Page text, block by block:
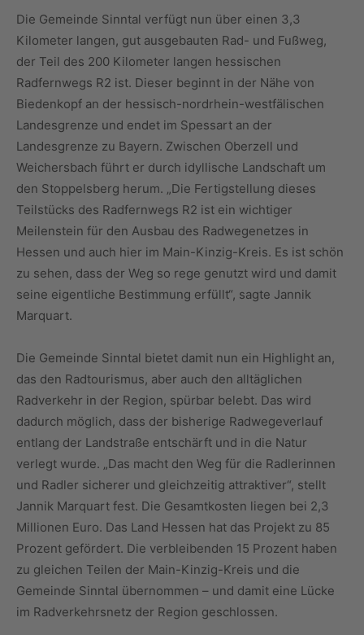
Die Gemeinde Sinntal verfügt nun über einen 3,3
Kilometer langen, gut ausgebauten Rad- und Fußweg,
der Teil des 200 Kilometer langen hessischen
Radfernwegs R2 ist. Dieser beginnt in der Nähe von
Biedenkopf an der hessisch-nordrhein-westfälischen
Landesgrenze und endet im Spessart an der
Landesgrenze zu Bayern. Zwischen Oberzell und
Weichersbach führt er durch idyllische Landschaft um
den Stoppelsberg herum. „Die Fertigstellung dieses
Teilstücks des Radfernwegs R2 ist ein wichtiger
Meilenstein für den Ausbau des Radwegenetzes in
Hessen und auch hier im Main-Kinzig-Kreis. Es ist schön
zu sehen, dass der Weg so rege genutzt wird und damit
seine eigentliche Bestimmung erfüllt“, sagte Jannik
Marquart.
Die Gemeinde Sinntal bietet damit nun ein Highlight an,
das den Radtourismus, aber auch den alltäglichen
Radverkehr in der Region, spürbar belebt. Das wird
dadurch möglich, dass der bisherige Radwegeverlauf
entlang der Landstraße entschärft und in die Natur
verlegt wurde. „Das macht den Weg für die Radlerinnen
und Radler sicherer und gleichzeitig attraktiver“, stellt
Jannik Marquart fest. Die Gesamtkosten liegen bei 2,3
Millionen Euro. Das Land Hessen hat das Projekt zu 85
Prozent gefördert. Die verbleibenden 15 Prozent haben
zu gleichen Teilen der Main-Kinzig-Kreis und die
Gemeinde Sinntal übernommen – und damit eine Lücke
im Radverkehrsnetz der Region geschlossen.